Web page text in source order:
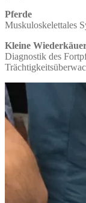
Pferde
Muskuloskelettales
Kleine
Diagnostik des